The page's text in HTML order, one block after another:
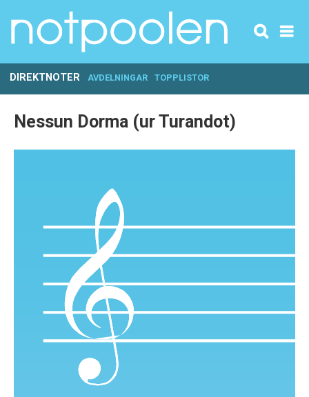
DIREKTNOTER AVDELNINGAR TOPPLISTOR
Nessun Dorma (ur Turandot)